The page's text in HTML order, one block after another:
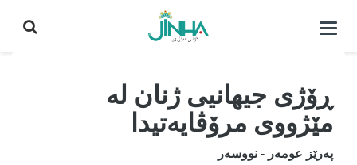
كردنه‌وه‌ی
ڕۆژی جیهانیی ژنان لە
مێژووی مرۆڤایەتیدا
پەرێز عومەر - نووسەر